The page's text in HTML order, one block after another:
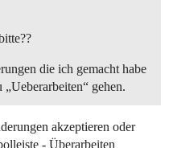
die ich gemacht habe
gehen.
akzeptieren oder
- Überarbeiten